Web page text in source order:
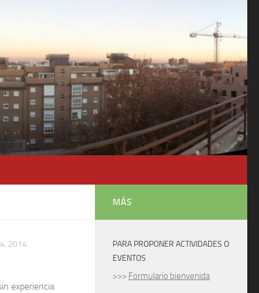
4, 2014
experiencia
MÁS
PARA PROPONER ACTIVIDADES O
EVENTOS
>>> Formulario bienvenida